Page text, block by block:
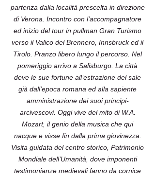
partenza dalla località prescelta in direzione
di Verona. Incontro con l’accompagnatore
ed inizio del tour in pullman Gran Turismo
verso il Valico del Brennero, Innsbruck ed il
Tirolo. Pranzo libero lungo il percorso. Nel
pomeriggio arrivo a Salisburgo. La città
deve le sue fortune all’estrazione del sale
già dall’epoca romana ed alla sapiente
amministrazione dei suoi principi-
arcivescovi. Oggi vive del mito di W.A.
Mozart, il genio della musica che qui
nacque e visse fin dalla prima giovinezza.
Visita guidata del centro storico, Patrimonio
Mondiale dell’Umanità, dove imponenti
testimonianze medievali fanno da cornice